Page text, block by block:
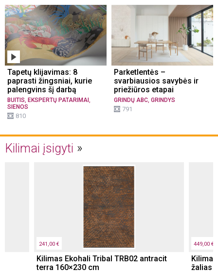
Tapetų klijavimas: 8
paprasti žingsniai, kurie
palengvins šį darbą
BUITIS, EKSPERTŲ PATARIMAI ,
SIENOS
810
Parketlentės –
svarbiausios savybės ir
priežiūros etapai
GRINDŲ ABC, GRINDYS
791
Kilimai įsigyti
241,00 €
Kilimas Ekohali Tribal TRB02 antracit
terra 160×230 cm
449,00 €
žalias